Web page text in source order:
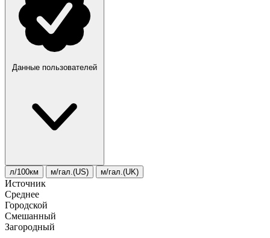
Данные пользователей
л/100км м/гал.(US) м/гал.(UK)
Источник
Среднее
Городской
Смешанный
Загородный